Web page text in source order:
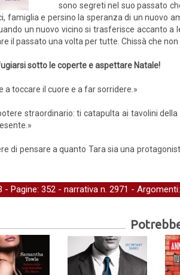
sono segreti nel suo passato
famiglia e persino la speranza di un nuovo
un nuovo vicino si trasferisce accanto
il passato una volta per tutte. Chissà che
sotto le coperte e aspettare Natale!
a toccare il cuore e a far sorridere.»
straordinario: ti catapulta ai tavolini
di pensare a quanto Tara sia una
- Pagine: 352 - narrativa n. 2971 -